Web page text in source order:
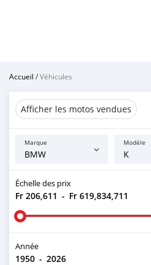
Accueil /Véhicules
Afficher les motos vendues
Marque Modèle
Échelle des prix
Fr 206,611 - Fr 619,834,711
Année
1950 - 2026